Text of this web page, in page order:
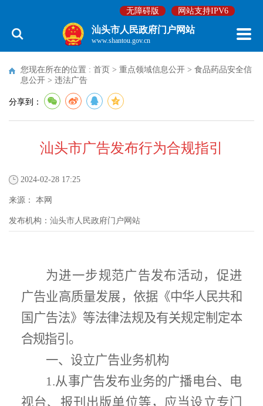
无障碍版 网站支持IPV6
汕头市人民政府门户网站
www.shantou.gov.cn
您现在所在的位置 : 首页 > 重点领域信息公开 > 食品药品安全信
息公开 > 违法广告
分享到：
汕头市广告发布行为合规指引
2024-02-28 17:25
来源： 本网
发布机构： 汕头市人民政府门户网站
为进一步规范广告发布活动，促进
广告业高质量发展，依据 《中华人民共和
国广告法》等法律法规及有关规定制定本
合规指引。
一、设立广告业务机构
1.从事广告发布业务的广播电台、电
视台、报刊出版单位等，应当设立专门